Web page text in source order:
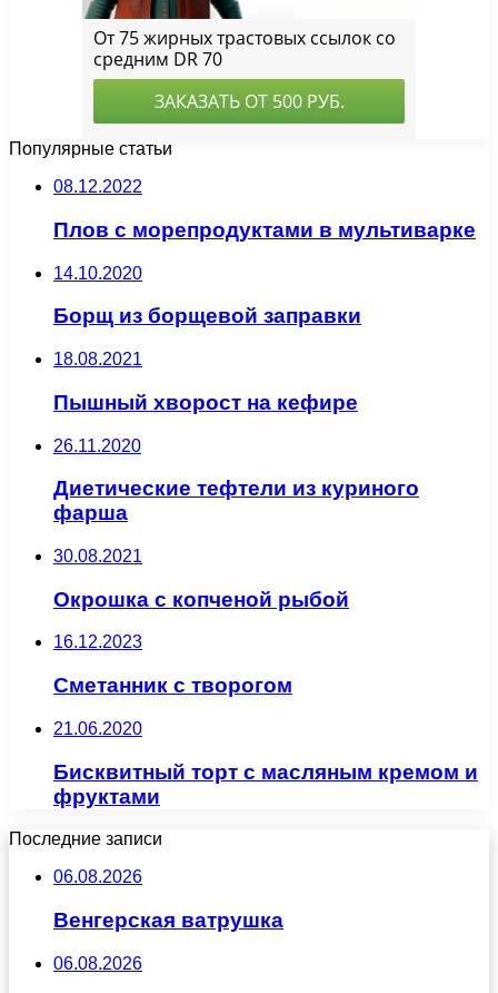
Популярные статьи
08.12.2022
Плов с морепродуктами в мультиварке
14.10.2020
Борщ из борщевой заправки
18.08.2021
Пышный хворост на кефире
26.11.2020
Диетические тефтели из куриного
фарша
30.08.2021
Окрошка с копченой рыбой
16.12.2023
Сметанник с творогом
21.06.2020
Бисквитный торт с масляным кремом и
фруктами
Последние записи
06.08.2026
Венгерская ватрушка
06.08.2026